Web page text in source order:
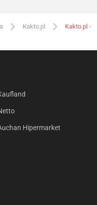
Kakto.pl
Kakto.pl -
Hipermarket